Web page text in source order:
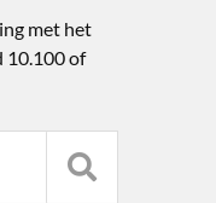
met het
10.100 of